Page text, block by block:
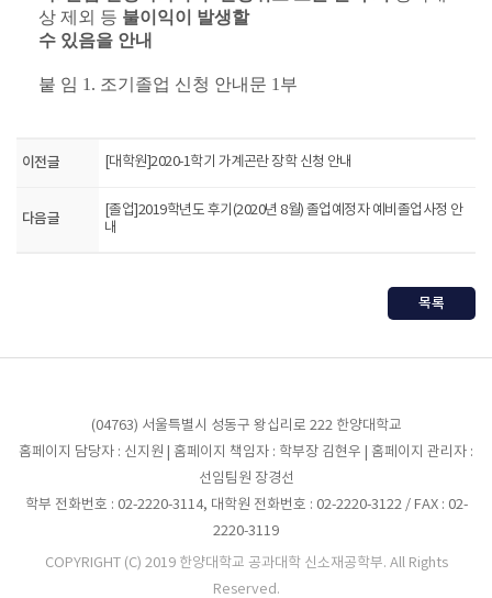
상 제외 등 불이익이 발생할
수 있음을 안내
붙 임 1. 조기졸업 신청 안내문 1 부
이전글 [대학원]2020-1학기 가계곤란 장학 신청 안내
다음글
[졸업]2019학년도 후기(2020년 8월) 졸업예정자 예비졸업사정 안
내
목록
(04763) 서울특별시 성동구 왕십리로 222 한양대학교
홈페이지 담당자 : 신지원 | 홈페이지 책임자 : 학부장 김현우 | 홈페이지 관리자 :
선임팀원 장경선
학부 전화번호 : 02-2220-3114, 대학원 전화번호 : 02-2220-3122 / FAX : 02-
2220-3119
COPYRIGHT (C) 2019 한양대학교 공과대학 신소재공학부. All Rights
Reserved.